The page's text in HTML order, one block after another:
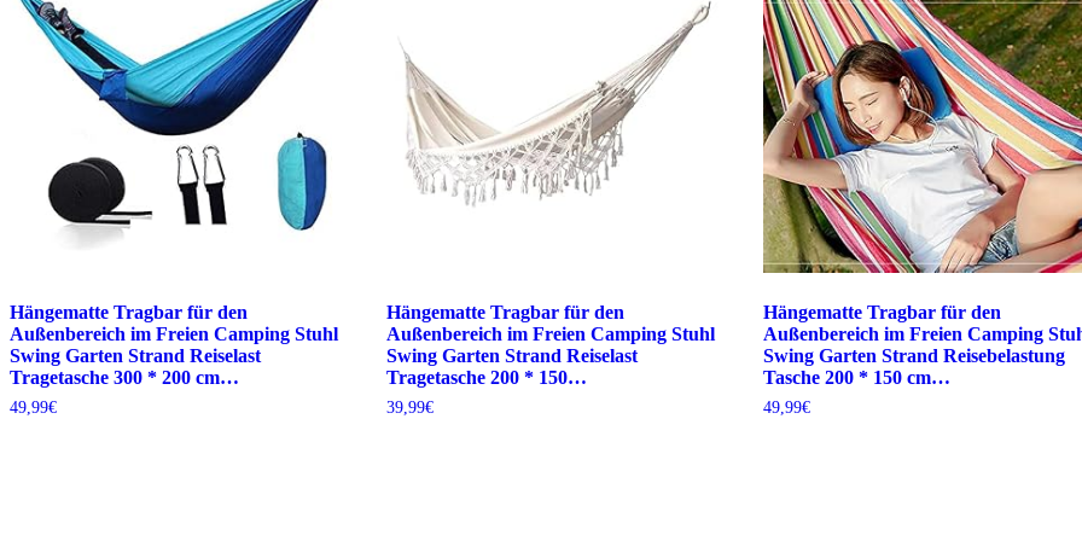
Hängematte Tragbar für den
Außenbereich im Freien Camping Stuhl
Swing Garten Strand Reiselast
Tragetasche 300 * 200 cm…
49,99€
Hängematte Tragbar für den
Außenbereich im Freien Camping Stuhl
Swing Garten Strand Reiselast
Tragetasche 200 * 150…
39,99€
Hängematte Tragbar für den
Außenbereich im Freien Camping
Swing Garten Strand Reisebelastung
Tasche 200 * 150 cm…
49,99€